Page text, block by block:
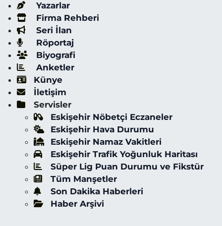
Yazarlar
Firma Rehberi
Seri İlan
Röportaj
Biyografi
Anketler
Künye
İletişim
Servisler
Eskişehir Nöbetçi Eczaneler
Eskişehir Hava Durumu
Eskişehir Namaz Vakitleri
Eskişehir Trafik Yoğunluk Haritası
Süper Lig Puan Durumu ve Fikstür
Tüm Manşetler
Son Dakika Haberleri
Haber Arşivi